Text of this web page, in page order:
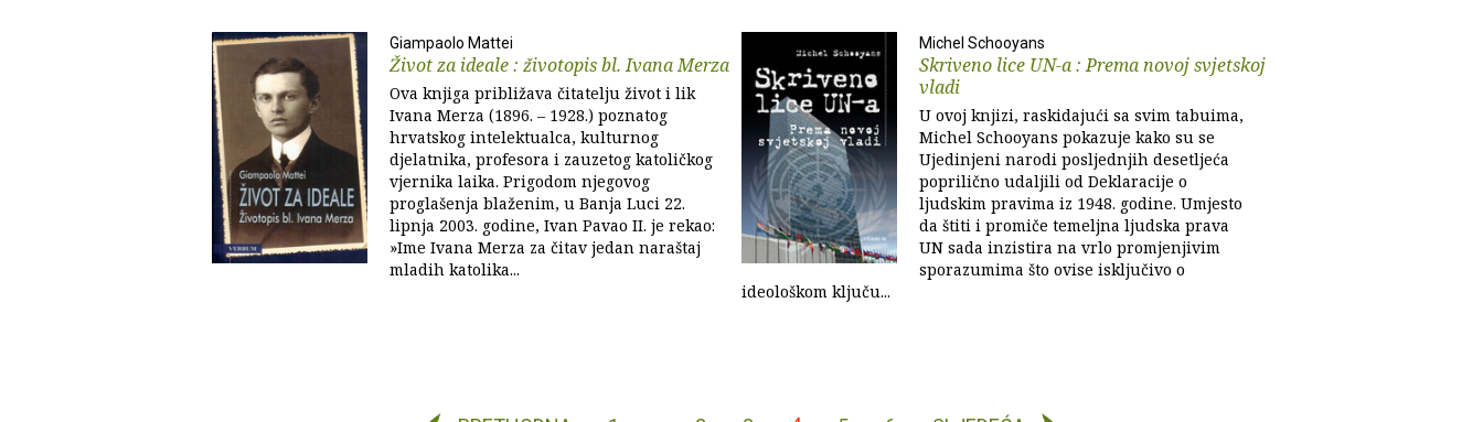
Giampaolo Mattei
Život za ideale : životopis bl. Ivana Merza
Ova knjiga približava čitatelju život i lik
Ivana Merza (1896. – 1928.) poznatog
hrvatskog intelektualca, kulturnog
djelatnika, profesora i zauzetog katoličkog
vjernika laika. Prigodom njegovog
proglašenja blaženim, u Banja Luci 22.
lipnja 2003. godine, Ivan Pavao II. je rekao:
»Ime Ivana Merza za čitav jedan naraštaj
mladih katolika...
Michel Schooyans
Skriveno lice UN-a : Prema novoj svjetskoj
vladi
U ovoj knjizi, raskidajući sa svim tabuima,
Michel Schooyans pokazuje kako su se
Ujedinjeni narodi posljednjih desetljeća
poprilično udaljili od Deklaracije o
ljudskim pravima iz 1948. godine. Umjesto
da štiti i promiče temeljna ljudska prava
UN sada inzistira na vrlo promjenjivim
sporazumima što ovise isključivo o
ideološkom ključu...